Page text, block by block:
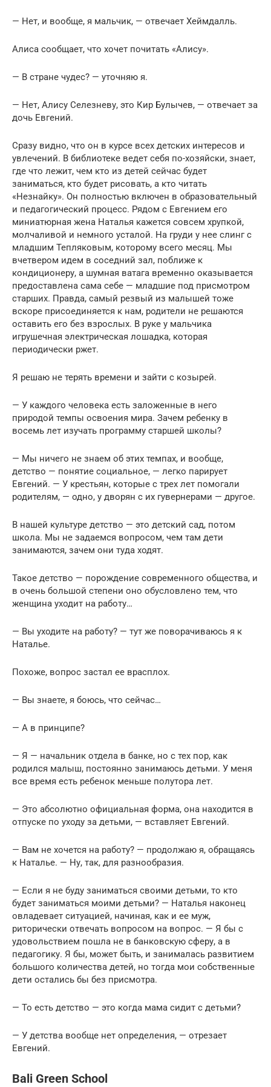
— Нет, и вообще, я мальчик, — отвечает Хеймдалль.
Алиса сообщает, что хочет почитать «Алису».
— В стране чудес? — уточняю я.
— Нет, Алису Селезневу, это Кир Булычев, — отвечает за
дочь Евгений.
Сразу видно, что он в курсе всех детских интересов и
увлечений. В библиотеке ведет себя по-хозяйски, знает,
где что лежит, чем кто из детей сейчас будет
заниматься, кто будет рисовать, а кто читать
«Незнайку». Он полностью включен в образовательный
и педагогический процесс. Рядом с Евгением его
миниатюрная жена Наталья кажется совсем хрупкой,
молчаливой и немного усталой. На груди у нее слинг с
младшим Тепляковым, которому всего месяц. Мы
вчетвером идем в соседний зал, поближе к
кондиционеру, а шумная ватага временно оказывается
предоставлена сама себе — младшие под присмотром
старших. Правда, самый резвый из малышей тоже
вскоре присоединяется к нам, родители не решаются
оставить его без взрослых. В руке у мальчика
игрушечная электрическая лошадка, которая
периодически ржет.
Я решаю не терять времени и зайти с козырей.
— У каждого человека есть заложенные в него
природой темпы освоения мира. Зачем ребенку в
восемь лет изучать программу старшей школы?
— Мы ничего не знаем об этих темпах, и вообще,
детство — понятие социальное, — легко парирует
Евгений. — У крестьян, которые с трех лет помогали
родителям, — одно, у дворян с их гувернерами — другое.
В нашей культуре детство — это детский сад, потом
школа. Мы не задаемся вопросом, чем там дети
занимаются, зачем они туда ходят.
Такое детство — порождение современного общества, и
в очень большой степени оно обусловлено тем, что
женщина уходит на работу…
— Вы уходите на работу? — тут же поворачиваюсь я к
Наталье.
Похоже, вопрос застал ее врасплох.
— Вы знаете, я боюсь, что сейчас…
— А в принципе?
— Я — начальник отдела в банке, но с тех пор, как
родился малыш, постоянно занимаюсь детьми. У меня
все время есть ребенок меньше полутора лет.
— Это абсолютно официальная форма, она находится в
отпуске по уходу за детьми, — вставляет Евгений.
— Вам не хочется на работу? — продолжаю я, обращаясь
к Наталье. — Ну, так, для разнообразия.
— Если я не буду заниматься своими детьми, то кто
будет заниматься моими детьми? — Наталья наконец
овладевает ситуацией, начиная, как и ее муж,
риторически отвечать вопросом на вопрос. — Я бы с
удовольствием пошла не в банковскую сферу, а в
педагогику. Я бы, может быть, и занималась развитием
большого количества детей, но тогда мои собственные
дети остались бы без присмотра.
— То есть детство — это когда мама сидит с детьми?
— У детства вообще нет определения, — отрезает
Евгений.
Bali Green School